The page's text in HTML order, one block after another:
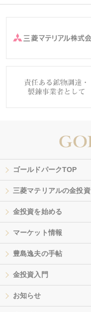
ゴールドパークTOP
三菱マテリアルの金投資
金投資を始める
マーケット情報
豊島逸夫の手帖
金投資入門
お知らせ